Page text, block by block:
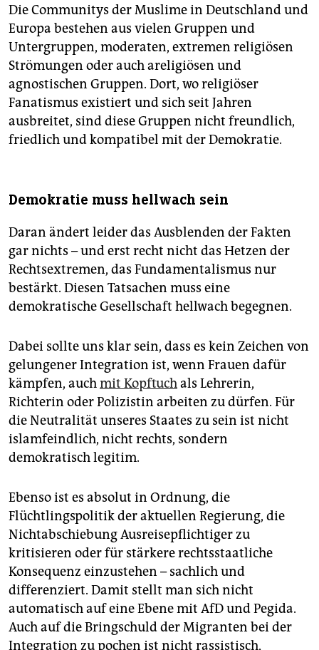
Die Communitys der Muslime in Deutschland und
Europa bestehen aus vielen Gruppen und
Untergruppen, moderaten, extremen religiösen
Strömungen oder auch areligiösen und
agnostischen Gruppen. Dort, wo religiöser
Fanatismus existiert und sich seit Jahren
ausbreitet, sind diese Gruppen nicht freundlich,
friedlich und kompatibel mit der Demokratie.
Demokratie muss hellwach sein
Daran ändert leider das Ausblenden der Fakten
gar nichts – und erst recht nicht das Hetzen der
Rechts­extremen, das Fundamentalismus nur
bestärkt. Diesen Tatsachen muss eine
demokratische Gesellschaft hellwach begegnen.
Dabei sollte uns klar sein, dass es kein Zeichen von
gelungener Integration ist, wenn Frauen dafür
kämpfen, auchmit Kopftuchals Lehrerin,
Richterin oder Polizistin arbeiten zu dürfen. Für
die Neutralität unseres Staates zu sein ist nicht
islamfeindlich, nicht rechts, sondern
demokratisch legitim.
Ebenso ist es absolut in Ordnung, die
Flüchtlingspolitik der aktuellen Regierung, die
Nichtabschiebung Ausreisepflichtiger zu
kritisieren oder für stärkere rechtsstaatliche
Konsequenz einzustehen – sachlich und
differenziert. Damit stellt man sich nicht
automatisch auf eine Ebene mit AfD und Pegida.
Auch auf die Bringschuld der Migranten bei der
Integration zu pochen ist nicht rassistisch,